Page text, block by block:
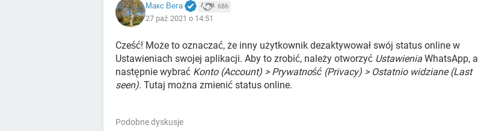
Макс Вега 686
27 paź 2021 o 14:51
Cześć! Może to oznaczać, że inny użytkownik dezaktywował swój status online w
Ustawieniach swojej aplikacji. Aby to zrobić, należy otworzyć Ustawienia WhatsApp, a
następnie wybrać Konto (Account) > Prywatność (Privacy) > Ostatnio widziane (Last
seen). Tutaj można zmienić status online.
Podobne dyskusje